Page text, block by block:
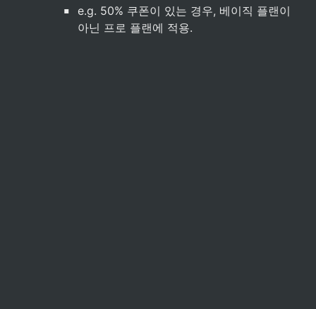
▪ e.g. 50% 쿠폰이 있는 경우, 베이직 플랜이
아닌 프로 플랜에 적용.